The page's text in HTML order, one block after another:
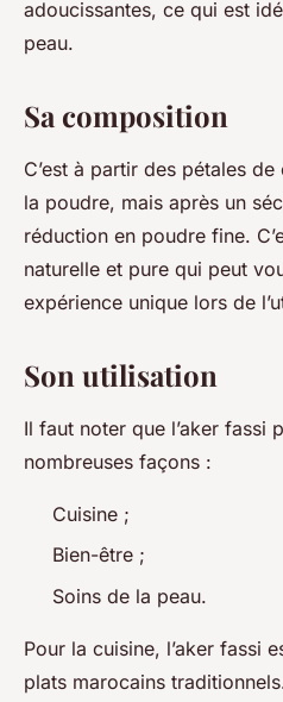
adoucissantes, ce qui est
peau.
Sa composition
C’est à partir des pétales
la poudre, mais après un
réduction en poudre fine.
naturelle et pure qui peut
expérience unique lors de
Son utilisation
Il faut noter que l’aker fassi
nombreuses façons :
Cuisine ;
Bien-être ;
Soins de la peau.
Pour la cuisine, l’aker fassi
plats marocains